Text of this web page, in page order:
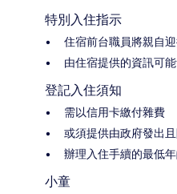
特別入住指示
住宿前台職員將親自
由住宿提供的資訊可
登記入住須知
需以信用卡繳付雜費
或須提供由政府發出
辦理入住手續的最低
小童